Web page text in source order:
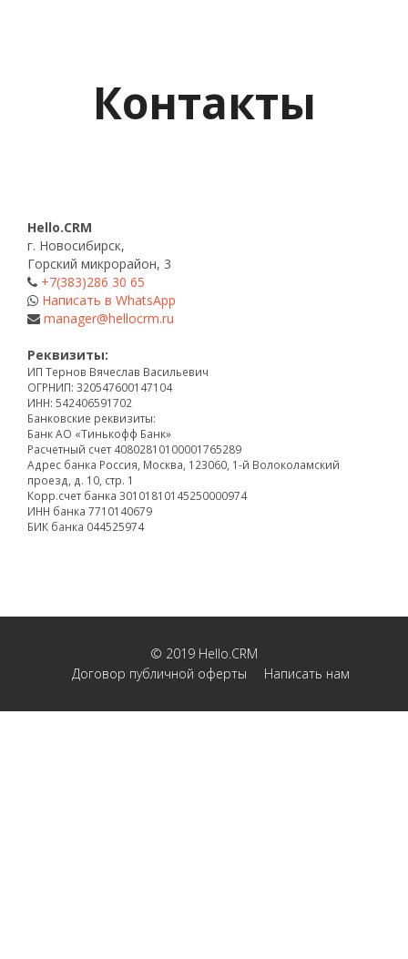
Контакты
Hello.CRM
г. Новосибирск,
Горский микрорайон, 3
+7(383)286 30 65
Написать в WhatsApp
manager@hellocrm.ru
Реквизиты:
ИП Тернов Вячеслав Васильевич
ОГРНИП: 320547600147104
ИНН: 542406591702
Банковские реквизиты:
Банк АО «Тинькофф Банк»
Расчетный счет 40802810100001765289
Адрес банка Россия, Москва, 123060, 1-й Волоколамский
проезд, д. 10, стр. 1
Корр.счет банка 30101810145250000974
ИНН банка 7710140679
БИК банка 044525974
© 2019 Hello.CRM
Договор публичной оферты
Написать нам